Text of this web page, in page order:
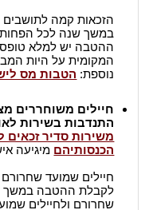
הזכאות קמה לתושבים
במשך שנה לכל
המקומית על היות
נוספת: הטבות מס
חיילים משוחררים
התנדבות בשירות
משירות סדיר זכאים
הכנסותיהם מיגיעה
לקבלת ההטבה במשך
שחרורם ולחיילים